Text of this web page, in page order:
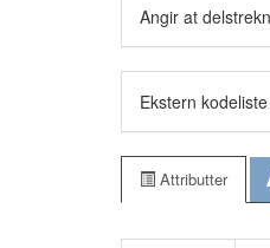
Angir at
Ekstern
Attributter